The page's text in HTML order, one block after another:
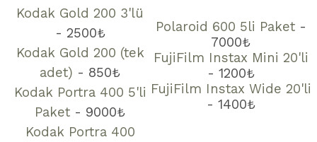
Kodak Gold 200 3'lü
- 2500₺
Kodak Gold 200 (tek
adet) - 850₺
Kodak Portra 400 5'li
Paket - 9000₺
Kodak Portra 400
Polaroid 600 5li Paket-
7000₺
FujiFilm Instax Mini 20'li
- 1200₺
FujiFilm Instax Wide 20'li
- 1400₺